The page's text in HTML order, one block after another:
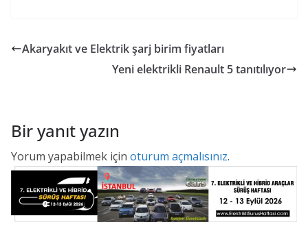
Akaryakıt ve Elektrik şarj birim fiyatları
Yeni elektrikli Renault 5 tanıtılıyor
Bir yanıt yazın
Yorum yapabilmek için oturum açmalısınız.